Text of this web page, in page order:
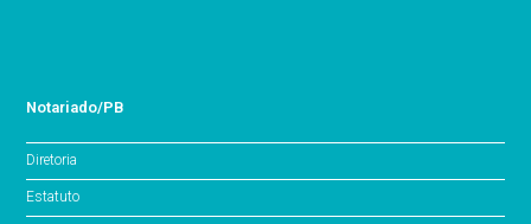
Notariado/PB
Diretoria
Estatuto